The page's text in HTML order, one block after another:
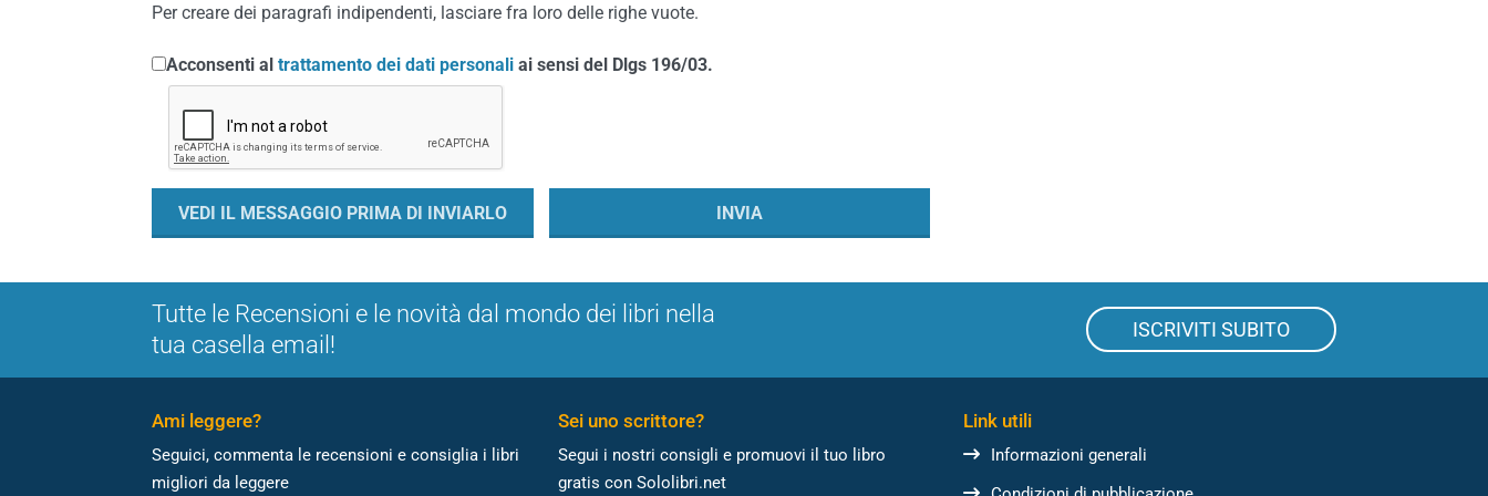
Per creare dei paragrafi indipendenti, lasciare fra loro delle righe vuote.
Acconsenti al trattamento dei dati personali ai sensi del Dlgs 196/03.
Tutte le Recensioni e le novità dal mondo dei libri nella
tua casella email!
ISCRIVITI SUBITO
Ami leggere?
Seguici, commenta le recensioni e consiglia i libri
migliori da leggere
Sei uno scrittore?
Segui i nostri consigli e promuovi il tuo libro
gratis con Sololibri.net
Link utili
Informazioni generali